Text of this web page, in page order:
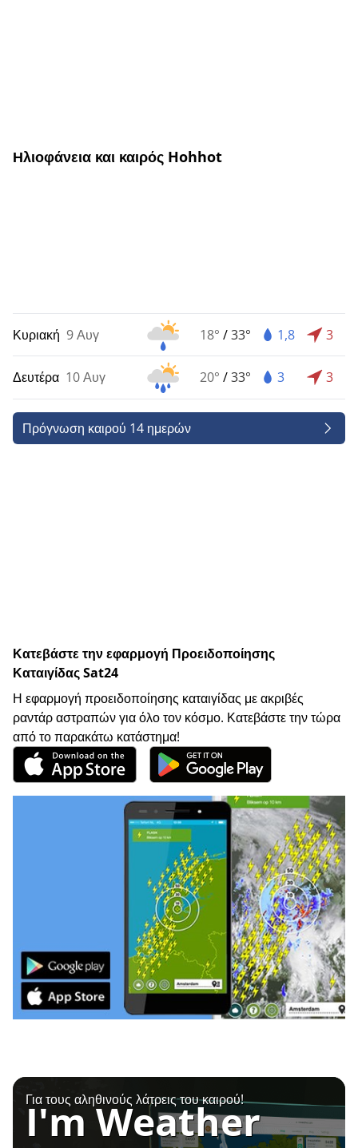
Ηλιοφάνεια και καιρός Hohhot
Κυριακή 9 Αυγ 18° /33° 1,8 3
Δευτέρα 10 Αυγ 20° /33° 3 3
Πρόγνωση καιρού 14 ημερών
Κατεβάστε την εφαρμογή Προειδοποίησης
Καταιγίδας Sat24
Η εφαρμογή προειδοποίησης καταιγίδας με ακριβές
ραντάρ αστραπών για όλο τον κόσμο. Κατεβάστε την τώρα
από το παρακάτω κατάστημα!
Για τους αληθινούς λάτρεις του καιρού!
I'm Weather